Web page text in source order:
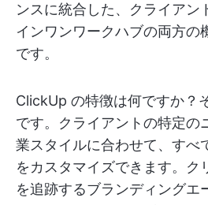
ンスに統合した、クライアン
インワンワークハブの両方の
です。
ClickUp の特徴は何ですか？
です。クライアントの特定の
業スタイルに合わせて、すべ
をカスタマイズできます。ク
を追跡するブランディングエ